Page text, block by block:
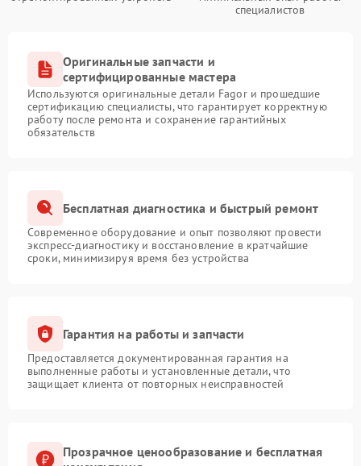
специалистов
Оригинальные запчасти и
сертифицированные мастера
Используются оригинальные детали Fagor и прошедшие
сертификацию специалисты, что гарантирует корректную
работу после ремонта и сохранение гарантийных
обязательств
Бесплатная диагностика и быстрый ремонт
Современное оборудование и опыт позволяют провести
экспресс-диагностику и восстановление в кратчайшие
сроки, минимизируя время без устройства
Гарантия на работы и запчасти
Предоставляется документированная гарантия на
выполненные работы и установленные детали, что
защищает клиента от повторных неисправностей
Прозрачное ценообразование и бесплатная